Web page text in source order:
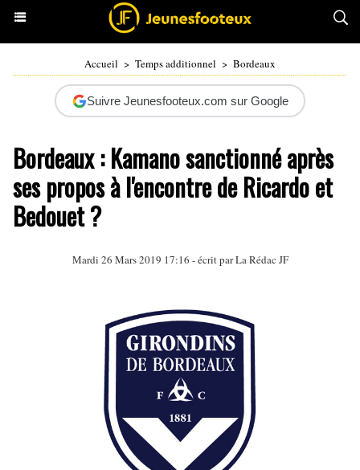
Accueil > Temps additionnel > Bordeaux
Suivre Jeunesfooteux.com sur Google
Bordeaux : Kamano sanctionné après
ses propos à l'encontre de Ricardo et
Bedouet ?
Mardi 26 Mars 2019 17:16 - écrit par La Rédac JF